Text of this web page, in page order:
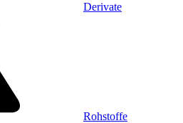
Derivate
Rohstoffe